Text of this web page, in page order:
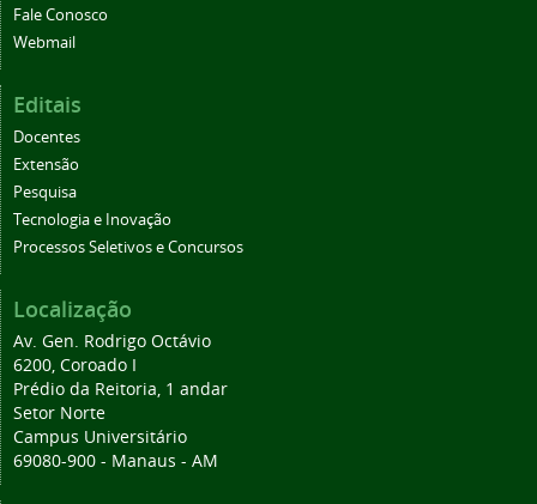
Fale Conosco
Webmail
Editais
Docentes
Extensão
Pesquisa
Tecnologia e Inovação
Processos Seletivos e Concursos
Localização
Av. Gen. Rodrigo Octávio
6200, Coroado I
Prédio da Reitoria, 1 andar
Setor Norte
Campus Universitário
69080-900 - Manaus - AM